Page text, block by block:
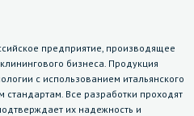
предприятие, производящее
бизнеса. Продукция
с использованием итальянского
стандартам. Все разработки проходят
их надежность и